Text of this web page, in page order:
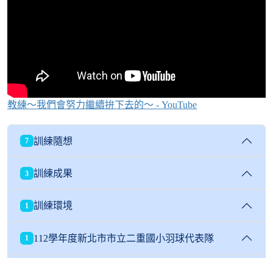
教練～我們會努力繼續拚下去的～ - YouTube
7 訓練隨想
3 訓練成果
1 訓練環境
1 112學年度新北市市立二重國小羽球代表隊